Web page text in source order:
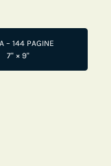
– 144 PAGINE
7" × 9"